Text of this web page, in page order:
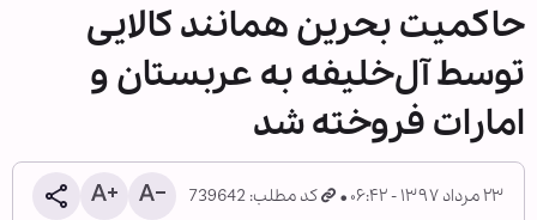
حاکمیت بحرین همانند کالایی
توسط آل‌خلیفه به عربستان و
امارات فروخته شد
۲۳ مرداد ۱۳۹۷ - ۰۶:۴۲ کد مطلب: 739642